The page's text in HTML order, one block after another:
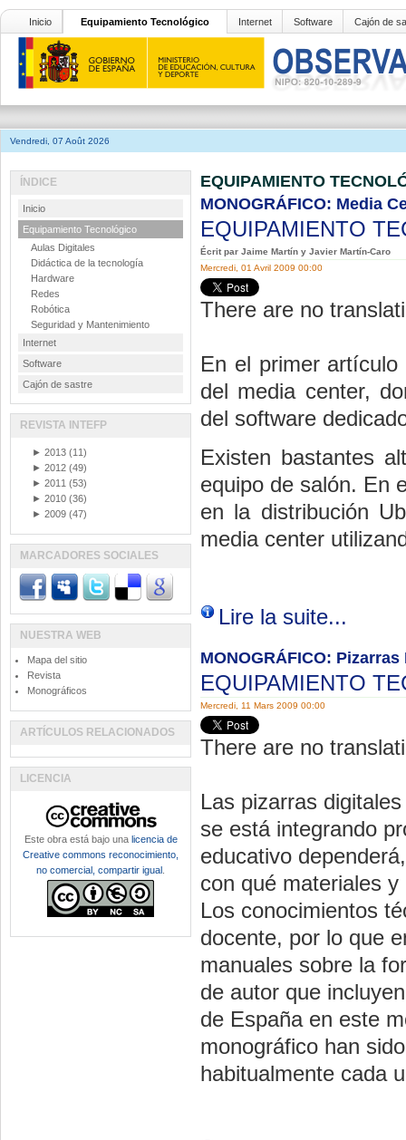
Inicio Equipamiento Tecnológico Internet Software Cajón de
Vendredi, 07 Août 2026
EQUIPAMIENTO
MONOGRÁFICO: Media
EQUIPAMIENTO
Écrit par Jaime Martín y Javier Martín-Caro
Mercredi, 01 Avril 2009 00:00
There are no
En el primer
del media center,
del software
Existen bastantes
equipo de salón. En
en la distribución
media center
Lire la suite...
MONOGRÁFICO:
EQUIPAMIENTO
Mercredi, 11 Mars 2009 00:00
There are no
Las pizarras
se está integrando
educativo
con qué materiales
Los conocimientos
docente, por lo que
manuales sobre la
de autor que
de España en este
monográfico han
habitualmente cada
ÍNDICE
Inicio
Equipamiento Tecnológico
Aulas Digitales
Didáctica de la tecnología
Hardware
Redes
Robótica
Seguridad y Mantenimiento
Internet
Software
Cajón de sastre
REVISTA INTEFP
► 2013 (11)
► 2012 (49)
► 2011 (53)
► 2010 (36)
► 2009 (47)
MARCADORES SOCIALES
NUESTRA WEB
Mapa del sitio
Revista
Monográficos
ARTÍCULOS RELACIONADOS
LICENCIA
Este obra está bajo una licencia de
Creative commons reconocimiento,
no comercial, compartir igual